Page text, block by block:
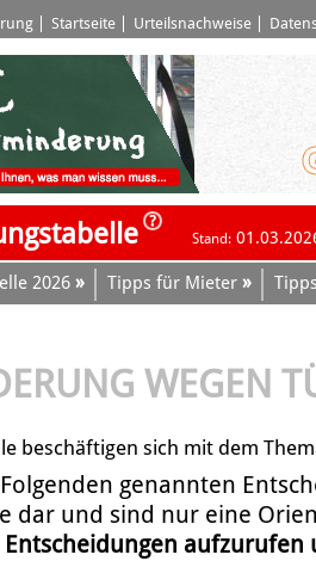
Startseite Urteilsnachweise
Stand:
2026 » Tipps für Mieter »
WEGEN
beschäftigen sich mit dem
genannten
dar und sind nur eine
aufzurufen